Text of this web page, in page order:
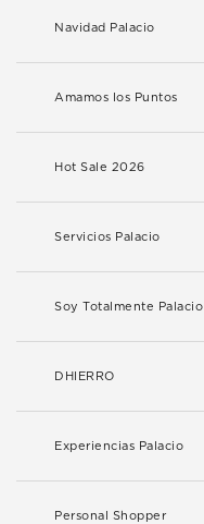
Navidad Palacio
Amamos los Puntos
Hot Sale 2026
Servicios Palacio
Soy Totalmente Palacio
DHIERRO
Experiencias Palacio
Personal Shopper